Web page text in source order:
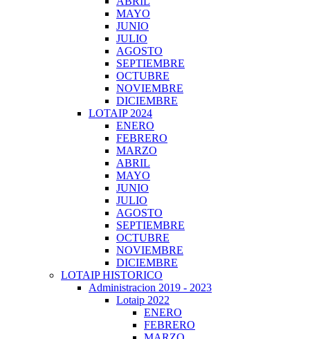
MAYO
JUNIO
JULIO
AGOSTO
SEPTIEMBRE
OCTUBRE
NOVIEMBRE
DICIEMBRE
LOTAIP 2024
ENERO
FEBRERO
MARZO
ABRIL
MAYO
JUNIO
JULIO
AGOSTO
SEPTIEMBRE
OCTUBRE
NOVIEMBRE
DICIEMBRE
LOTAIP HISTORICO
Administracion 2019 - 2023
Lotaip 2022
ENERO
FEBRERO